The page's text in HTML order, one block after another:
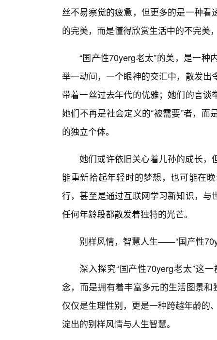
丝不易察觉的疲惫，但更多的是一种
的完美，而是懂得欣赏生活中的不完美
“国产性70yerg老太”的美，是一
举一动间，一个眼神的交汇中，散发
带着一丝过去年代的优雅；她们的言
她们不再是社会定义的“被需要”者，
的独立个体。
她们或许依旧关心着儿孙的成长，
能重新拾起年轻时的梦想，也可能在
行，甚至是通过互联网学习新知识，
任何年龄段都散发着独特的光芒。
别样风情，智慧人生——“国产性
深入探究“国产性70yerg老太”这
念，而是拥有着丰富多元的生活图景
仅仅是生理性别，更是一种跨越年龄的
淀出的别样风情与人生智慧。